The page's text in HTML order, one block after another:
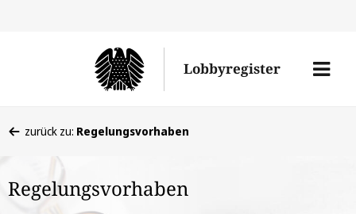
Lobbyregister
Menü
befinden
hier:
zurück zu: Regelungsvorhaben
Regelungsvorhaben